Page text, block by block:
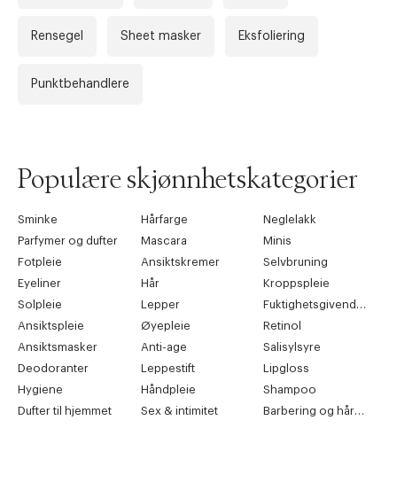
Rensegel Sheet masker Eksfoliering
Punktbehandlere
Populære skjønnhetskategorier
Sminke Hårfarge
Neglelakk
Parfymer og dufter
Mascara
Minis
Fotpleie
Ansiktskremer
Selvbruning
Eyeliner
Hår
Kroppspleie
Solpleie
Lepper
Ansiktspleie
Øyepleie
Retinol
Ansiktsmasker
Anti-age
Salisylsyre
Deodoranter
Leppestift
Lipgloss
Hygiene
Håndpleie
Shampoo
Dufter til hjemmet
Sex & intimitet